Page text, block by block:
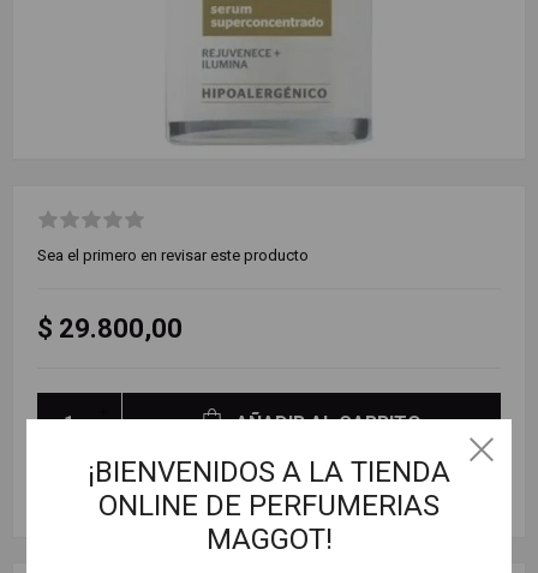
Sea el primero en revisar este producto
$ 29.800,00
AÑADIR AL CARRITO
¡BIENVENIDOS A LA TIENDA
ONLINE DE PERFUMERIAS
MAGGOT!